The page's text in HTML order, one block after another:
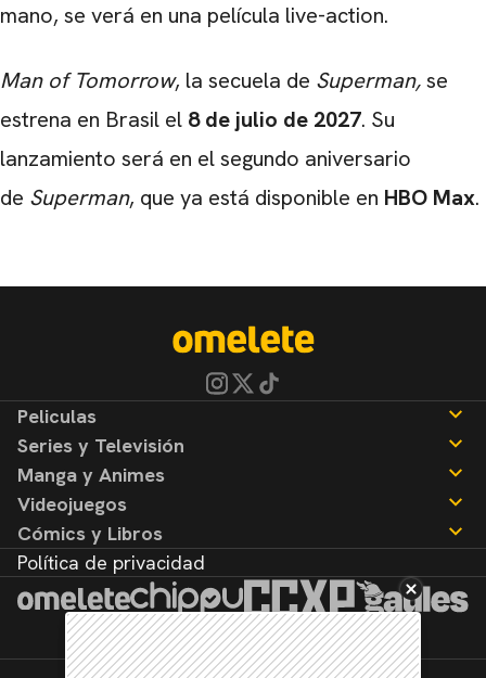
mano, se verá en una película live-action.
Man of Tomorrow, la secuela de Superman,se
estrena en Brasil el 8 de julio de 2027. Su
lanzamiento será en el segundo aniversario
de Superman, que ya está disponible en HBO Max.
Peliculas
Reseñas
Series y Televisión
Noticias
Reseñas
Manga y Animes
Noticias
Reseñas
Videojuegos
Noticias
Reseñas
Cómics y Libros
Noticias
Reseñas
Política de privacidad